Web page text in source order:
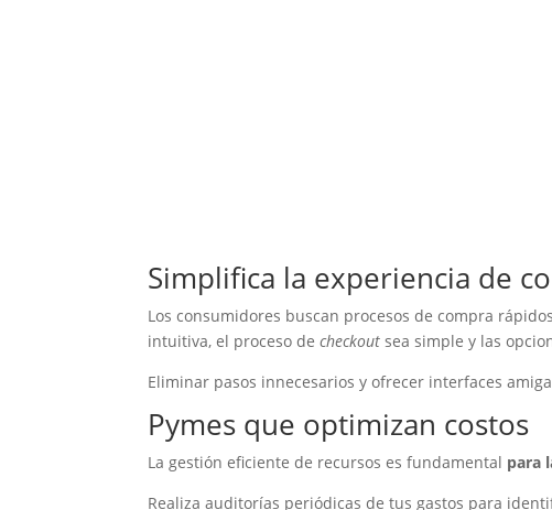
Simplifica la experiencia de
Los consumidores buscan procesos de compra
intuitiva, el proceso decheckout sea simple y las
Eliminar pasos innecesarios y ofrecer interfaces
Pymes que optimizan costos
La gestión eficiente de recursos es fundamental para
Realiza auditorías periódicas de tus gastos para